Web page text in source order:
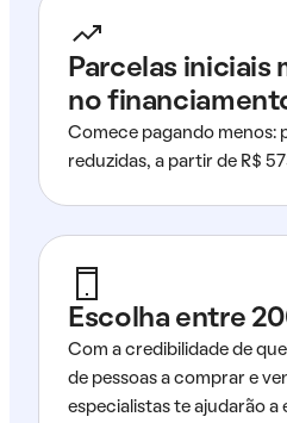
Parcelas iniciais
no
Comece pagando menos:
reduzidas, a partir de R$
Escolha entre
Com a credibilidade de
de pessoas a comprar e
especialistas te ajudarão a